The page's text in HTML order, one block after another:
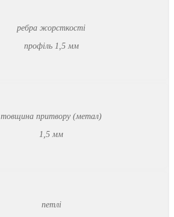
ребра жорсткості
профіль 1,5 мм
товщина притвору (метал)
1,5 мм
петлі